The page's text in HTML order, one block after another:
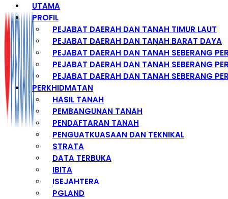
UTAMA
PROFIL
PEJABAT DAERAH DAN TANAH TIMUR LAUT
PEJABAT DAERAH DAN TANAH BARAT DAYA
PEJABAT DAERAH DAN TANAH SEBERANG
PEJABAT DAERAH DAN TANAH SEBERANG
PEJABAT DAERAH DAN TANAH SEBERANG
PERKHIDMATAN
HASIL TANAH
PEMBANGUNAN TANAH
PENDAFTARAN TANAH
PENGUATKUASAAN DAN TEKNIKAL
STRATA
DATA TERBUKA
IBITA
ISEJAHTERA
PGLAND